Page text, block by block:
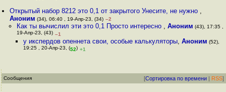
Открытый набор 8212 это 0,1 от закрытого Унесите, не нужно ,
Аноним (34), 06:40 , 19-Апр-23, (34) –2
Как ты вычислил эти это 0,1 Просто интересно , Аноним (43), 17:35 ,
19-Апр-23, (43) –1
у икспердов опеннета свои, особые калькуляторы, Аноним (52),
19:25 , 20-Апр-23, (52) +1
Сообщения [Сортировка по времени | RSS]